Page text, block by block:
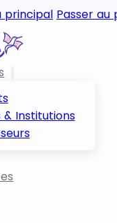
principal Passer au
& Institutions